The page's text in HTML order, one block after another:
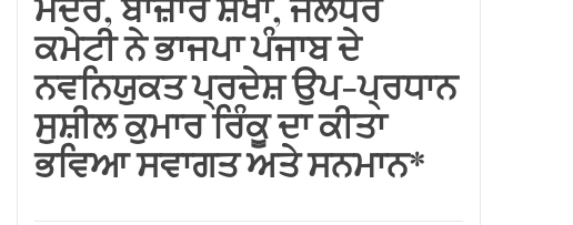
Posted On:6 Aug 2026
ਬਿਜਲੀ ਬਿੱਲ ਮੁਆਫ਼ ਕਰਕੇ ਪੰਜਾਬ